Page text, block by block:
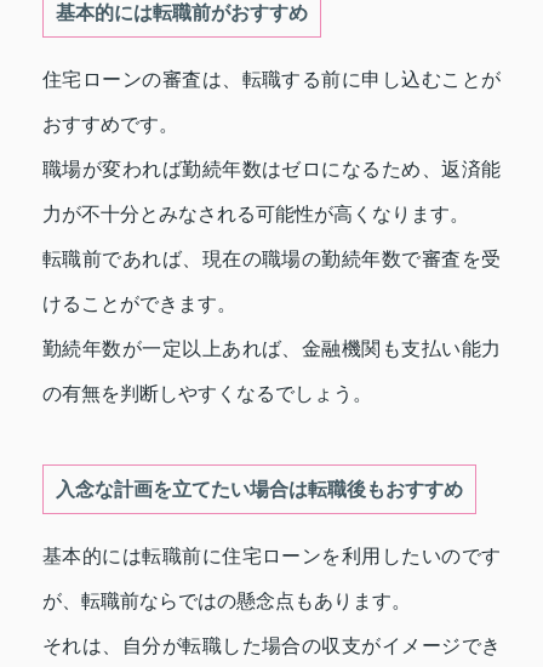
基本的には転職前がおすすめ
住宅ローンの審査は、転職する前に申し込むことが
おすすめです。
職場が変われば勤続年数はゼロになるため、返済能
力が不十分とみなされる可能性が高くなります。
転職前であれば、現在の職場の勤続年数で審査を受
けることができます。
勤続年数が一定以上あれば、金融機関も支払い能力
の有無を判断しやすくなるでしょう。
入念な計画を立てたい場合は転職後もおすすめ
基本的には転職前に住宅ローンを利用したいのです
が、転職前ならではの懸念点もあります。
それは、自分が転職した場合の収支がイメージでき